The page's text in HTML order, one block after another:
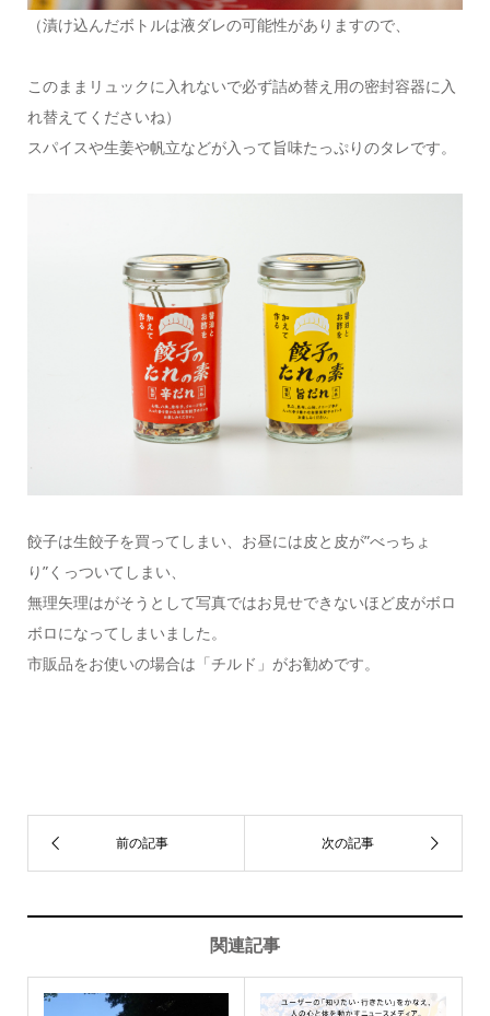
（漬け込んだボトルは液ダレの可能性がありますので、
このままリュックに入れないで必ず詰め替え用の密封容器に入
れ替えてくださいね）
スパイスや生姜や帆立などが入って旨味たっぷりのタレです。
餃子は生餃子を買ってしまい、お昼には皮と皮が”べっちょ
り”くっついてしまい、
無理矢理はがそうとして写真ではお見せできないほど皮がボロ
ボロになってしまいました。
市販品をお使いの場合は「チルド」がお勧めです。
関連記事